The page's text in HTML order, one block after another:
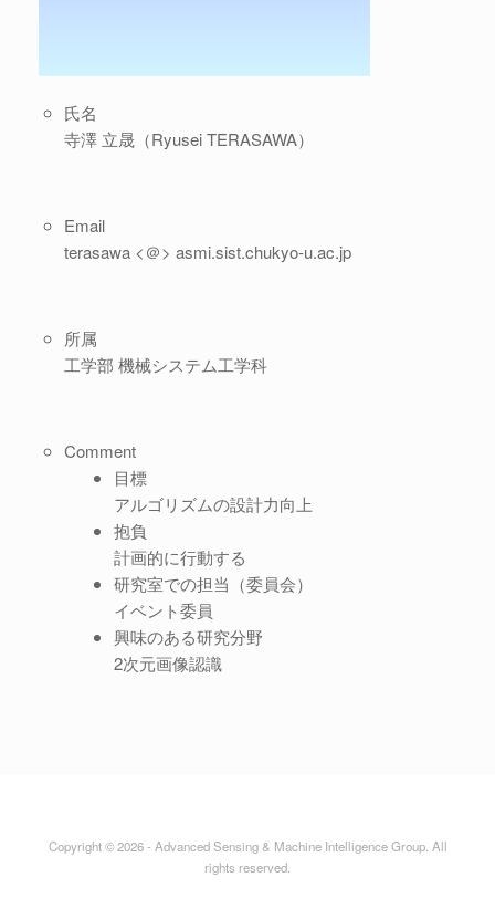
氏名
寺澤 立晟（Ryusei TERASAWA）
Email
terasawa <＠> asmi.sist.chukyo-u.ac.jp
所属
工学部 機械システム工学科
Comment
目標
アルゴリズムの設計力向上
抱負
計画的に行動する
研究室での担当（委員会）
イベント委員
興味のある研究分野
2次元画像認識
Copyright © 2026 - Advanced Sensing & Machine Intelligence Group. All
rights reserved.